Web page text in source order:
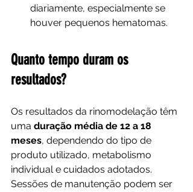
diariamente, especialmente se
houver pequenos hematomas.
Quanto tempo duram os
resultados?
Os resultados da rinomodelação têm
uma duração média de 12 a 18
meses, dependendo do tipo de
produto utilizado, metabolismo
individual e cuidados adotados.
Sessões de manutenção podem ser